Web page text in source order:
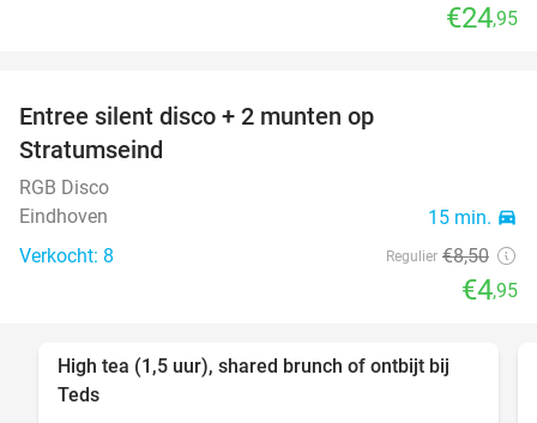
€24,95
Entree silent disco + 2 munten op
Stratumseind
RGB Disco
Eindhoven
15 min. directions_car
Verkocht: 8 Regulier €8,50
€4,95
35%
High tea (1,5 uur), shared brunch of ontbijt bij
Teds